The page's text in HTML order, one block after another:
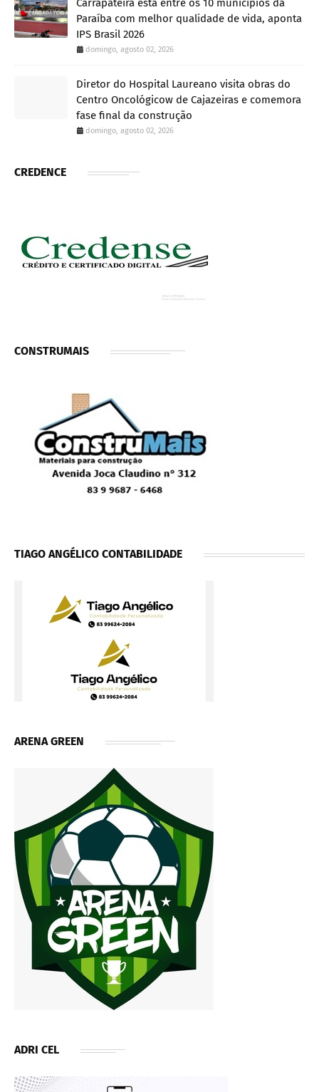
Carrapateira está entre os 10 municípios da
Paraíba com melhor qualidade de vida, aponta
IPS Brasil 2026
domingo, agosto 02, 2026
Diretor do Hospital Laureano visita obras do
Centro Oncológicow de Cajazeiras e comemora
fase final da construção
domingo, agosto 02, 2026
CREDENCE
CONSTRUMAIS
TIAGO ANGÉLICO CONTABILIDADE
ARENA GREEN
ADRI CEL